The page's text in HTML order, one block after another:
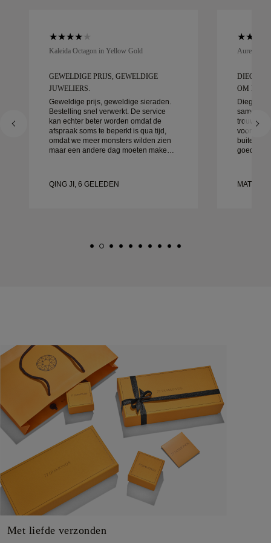
Kaleida Octagon in Yellow Gold
GEWELDIGE PRIJS, GEWELDIGE
JUWELIERS.
Geweldige prijs, geweldige sieraden.
Bestelling snel verwerkt. De service
kan echter beter worden omdat de
afspraak soms te beperkt is qua tijd,
omdat we meer monsters wilden zien
maar een andere dag moeten maken.
QING JI, 6 GELEDEN
Aurelle in
DIEGO
OM MEE
Diego
samen te
voor
goed
Met liefde verzonden